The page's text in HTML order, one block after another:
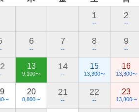
1
--
2
--
6
--
7
--
8
--
9
--
13
9,100〜
14
--
15
13,300〜
16
13,300〜
〜
20
8,800〜
21
--
22
--
23
13,800〜